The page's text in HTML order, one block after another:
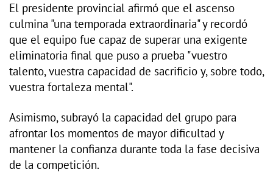
El presidente provincial afirmó que el ascenso
culmina "una temporada extraordinaria" y recordó
que el equipo fue capaz de superar una exigente
eliminatoria final que puso a prueba "vuestro
talento, vuestra capacidad de sacrificio y, sobre todo,
vuestra fortaleza mental".
Asimismo, subrayó la capacidad del grupo para
afrontar los momentos de mayor dificultad y
mantener la confianza durante toda la fase decisiva
de la competición.